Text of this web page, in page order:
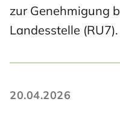
zur Genehmigung
Landesstelle (RU7).
20.04.2026